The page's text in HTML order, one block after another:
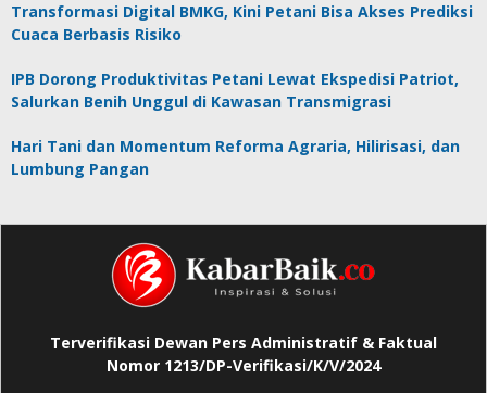
Transformasi Digital BMKG, Kini Petani Bisa Akses Prediksi
Cuaca Berbasis Risiko
IPB Dorong Produktivitas Petani Lewat Ekspedisi Patriot,
Salurkan Benih Unggul di Kawasan Transmigrasi
Hari Tani dan Momentum Reforma Agraria, Hilirisasi, dan
Lumbung Pangan
Terverifikasi Dewan Pers Administratif & Faktual
Nomor 1213/DP-Verifikasi/K/V/2024